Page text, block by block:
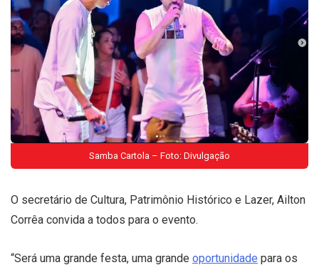
Samba Cartola – Foto: Divulgação
O secretário de Cultura, Patrimônio Histórico e Lazer, Ailton
Corrêa convida a todos para o evento.
“Será uma grande festa, uma grande oportunidade para os